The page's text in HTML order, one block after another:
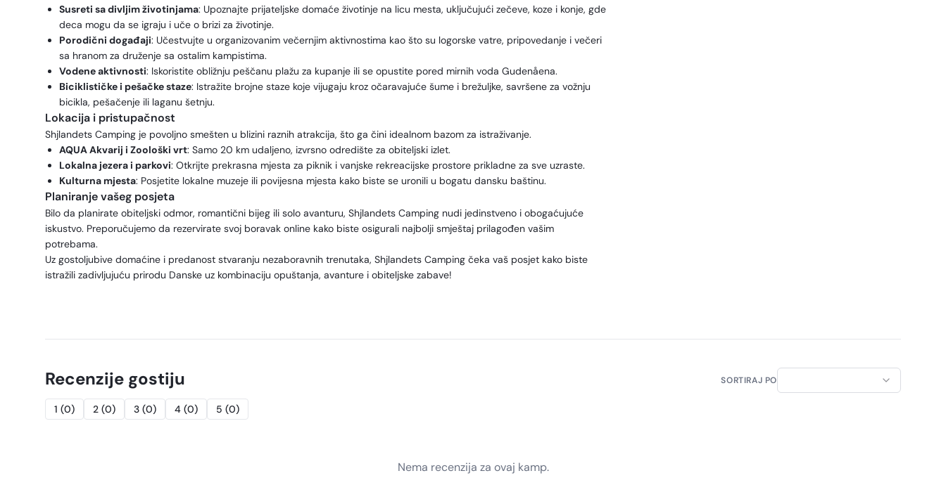
Susreti sa divljim životinjama: Upoznajte prijateljske domaće životinje na licu mesta, uključujući zečeve, koze i konje, gde
deca mogu da se igraju i uče o brizi za životinje.
Porodični događaji: Učestvujte u organizovanim večernjim aktivnostima kao što su logorske vatre, pripovedanje i večeri
sa hranom za druženje sa ostalim kampistima.
Vodene aktivnosti: Iskoristite obližnju peščanu plažu za kupanje ili se opustite pored mirnih voda Gudenåena.
Biciklističke i pešačke staze: Istražite brojne staze koje vijugaju kroz očaravajuće šume i brežuljke, savršene za vožnju
bicikla, pešačenje ili laganu šetnju.
Lokacija i pristupačnost
Shjlandets Camping je povoljno smešten u blizini raznih atrakcija, što ga čini idealnom bazom za istraživanje.
AQUA Akvarij i Zoološki vrt: Samo 20 km udaljeno, izvrsno odredište za obiteljski izlet.
Lokalna jezera i parkovi: Otkrijte prekrasna mjesta za piknik i vanjske rekreacijske prostore prikladne za sve uzraste.
Kulturna mjesta: Posjetite lokalne muzeje ili povijesna mjesta kako biste se uronili u bogatu dansku baštinu.
Planiranje vašeg posjeta
Bilo da planirate obiteljski odmor, romantični bijeg ili solo avanturu, Shjlandets Camping nudi jedinstveno i obogaćujuće
iskustvo. Preporučujemo da rezervirate svoj boravak online kako biste osigurali najbolji smještaj prilagođen vašim
potrebama.
Uz gostoljubive domaćine i predanost stvaranju nezaboravnih trenutaka, Shjlandets Camping čeka vaš posjet kako biste
istražili zadivljujuću prirodu Danske uz kombinaciju opuštanja, avanture i obiteljske zabave!
Recenzije gostiju
1 (0) 2 (0) 3 (0) 4 (0) 5 (0)
SORTIRAJ PO
Nema recenzija za ovaj kamp.